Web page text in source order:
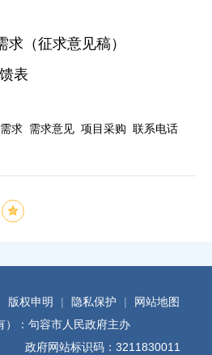
求（征求意见稿）
表
求 需求意见 项目采购 联系电话
版权申明 | 隐私保护 |
网站地图
）：句容市人民政府主办
政府网站标识码：3211830011